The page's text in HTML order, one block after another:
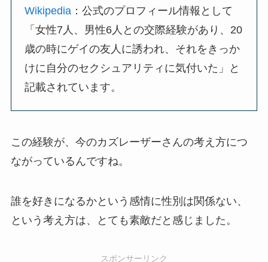
Wikipedia ：公式のプロフィール情報として
「女性7人、男性6人との交際経験があり、20
歳の時にゲイの友人に誘われ、それをきっか
けに自分のセクシュアリティに気付いた」と
記載されています。
この経験が、今のカズレーザーさんの考え方につ
ながっているんですね。
誰を好きになるかという感情に性別は関係ない、
という考え方は、とても素敵だと感じました。
スポンサーリンク